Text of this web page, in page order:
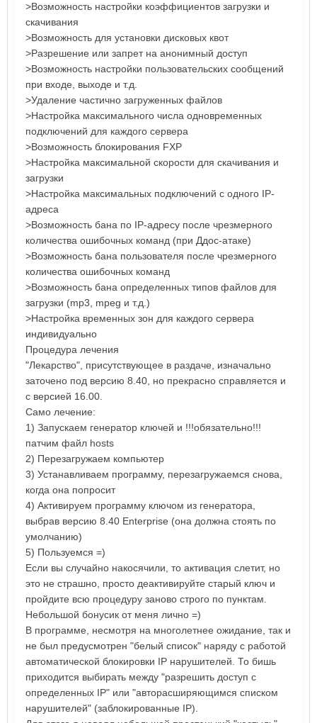
>Возможность настройки коэффициентов загрузки и
скачивания
>Возможность для установки дисковых квот
>Разрешение или запрет на анонимный доступ
>Возможность настройки пользовательских сообщений
при входе, выходе и т.д.
>Удаление частично загруженных файлов
>Настройка максимального числа одновременных
подключений для каждого сервера
>Возможность блокирования FXP
>Настройка максимальной скорости для скачивания и
загрузки
>Настройка максимальных подключений с одного IP-
адреса
>Возможность бана по IP-адресу после чрезмерного
количества ошибочных команд (при Ддос-атаке)
>Возможность бана пользователя после чрезмерного
количества ошибочных команд
>Возможность бана определенных типов файлов для
загрузки (mp3, mpeg и т.д.)
>Настройка временных зон для каждого сервера
индивидуально
Процедура лечения
"Лекарство", присутствующее в раздаче, изначально
заточено под версию 8.40, но прекрасно справляется и
с версией 16.00.
Само лечение:
1) Запускаем генератор ключей и !!!обязательно!!!
патчим файл hosts
2) Перезагружаем компьютер
3) Устанавливаем программу, перезагружаемся снова,
когда она попросит
4) Активируем программу ключом из генератора,
выбрав версию 8.40 Enterprise (она должна стоять по
умолчанию)
5) Пользуемся =)
Если вы случайно накосячили, то активация слетит, но
это не страшно, просто деактивируйте старый ключ и
пройдите всю процедуру заново строго по пунктам.
Небольшой бонусик от меня лично =)
В программе, несмотря на многолетнее ожидание, так и
не был предусмотрен "белый список" наряду с работой
автоматической блокировки IP нарушителей. То бишь
приходится выбирать между "разрешить доступ с
определенных IP" или "авторасширяющимся списком
нарушителей" (заблокированные IP).